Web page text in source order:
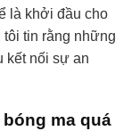
là khởi đầu cho
tôi tin rằng những
kết nối sự an
ma quá